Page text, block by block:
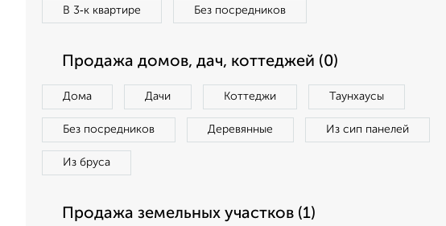
В 3‑к квартире Без посредников
Продажа домов, дач, коттеджей (0)
Дома Дачи Коттеджи Таунхаусы
Без посредников Деревянные Из сип панелей
Из бруса
Продажа земельных участков (1)